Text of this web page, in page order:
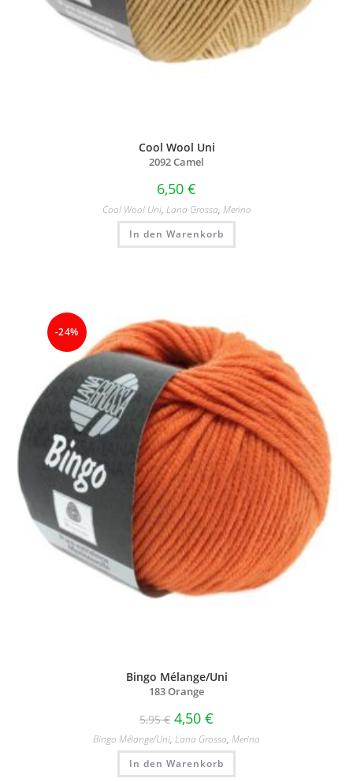
Cool Wool Uni
2092 Camel
6,50 €
Cool Wool Uni, Lana Grossa, Merino
In den Warenkorb
-24%
Bingo Mélange/Uni
183 Orange
5,95€ 4,50 €
Bingo Mélange/​Uni, Lana Grossa, Merino
In den Warenkorb